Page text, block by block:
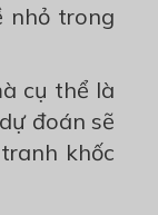
nhỏ trong
cụ thể là
đoán sẽ
khốc